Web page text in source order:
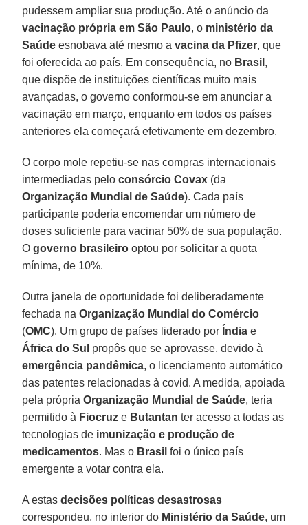
pudessem ampliar sua produção. Até o anúncio da
vacinação própria em São Paulo, o ministério da
Saúde esnobava até mesmo avacina da Pfizer, que
foi oferecida ao país. Em consequência, no Brasil ,
que dispõe de instituições científicas muito mais
avançadas, o governo conformou-se em anunciar a
vacinação em março, enquanto em todos os países
anteriores ela começará efetivamente em dezembro.
O corpo mole repetiu-se nas compras internacionais
intermediadas peloconsórcio Covax (da
Organização Mundial de Saúde). Cada país
participante poderia encomendar um número de
doses suficiente para vacinar 50% de sua população.
Ogoverno brasileiro optou por solicitar a quota
mínima, de 10%.
Outra janela de oportunidade foi deliberadamente
fechada naOrganização Mundial do Comércio
(OMC). Um grupo de países liderado por Índia e
África do Sul propôs que se aprovasse, devido à
emergência pandêmica, o licenciamento automático
das patentes relacionadas à covid. A medida, apoiada
pela própriaOrganização Mundial de Saúde, teria
permitido à Fiocruz e Butantan ter acesso a todas as
tecnologias de imunização e produção de
medicamentos. Mas o Brasil foi o único país
emergente a votar contra ela.
A estasdecisões políticas desastrosas
correspondeu, no interior do Ministério da Saúde, um